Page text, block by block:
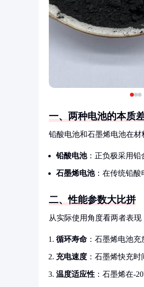
一、两种电池的本质
铅酸电池和石墨烯电池在材
铅酸电池：正负极采用铅
石墨烯电池：在传统铅酸
二、性能参数大比拼
从实际使用角度看两者表现
循环寿命 ：石墨烯电池
充电速度 ：石墨烯快充
温度适应性 ：石墨烯在-